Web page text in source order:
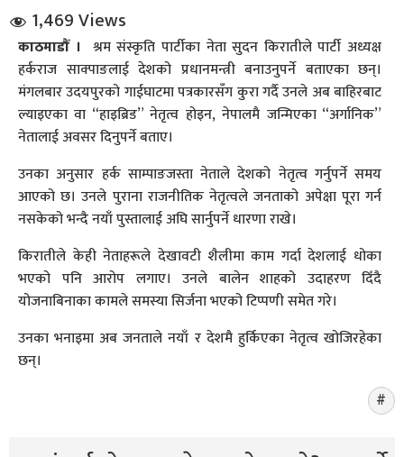
संवाद
1,469 Views
काठमाडौँ । श्रम संस्कृति पार्टीका नेता सुदन किरातीले पार्टी अध्यक्ष
हर्कराज साक्पाङलाई देशको प्रधानमन्त्री बनाउनुपर्ने बताएका छन्।
मंगलबार उदयपुरको गाईघाटमा पत्रकारसँग कुरा गर्दै उनले अब बाहिरबाट
ल्याइएका वा “हाइब्रिड” नेतृत्व होइन, नेपालमै जन्मिएका “अर्गानिक”
नेतालाई अवसर दिनुपर्ने बताए।
उनका अनुसार हर्क साम्पाङजस्ता नेताले देशको नेतृत्व गर्नुपर्ने समय
आएको छ। उनले पुराना राजनीतिक नेतृत्वले जनताको अपेक्षा पूरा गर्न
नसकेको भन्दै नयाँ पुस्तालाई अघि सार्नुपर्ने धारणा राखे।
किरातीले केही नेताहरूले देखावटी शैलीमा काम गर्दा देशलाई धोका
भएको पनि आरोप लगाए। उनले बालेन शाहको उदाहरण दिँदै
योजनाबिनाका कामले समस्या सिर्जना भएको टिप्पणी समेत गरे।
उनका भनाइमा अब जनताले नयाँ र देशमै हुर्किएका नेतृत्व खोजिरहेका
छन्।